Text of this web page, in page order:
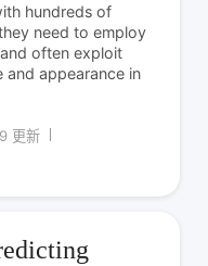
hundreds of
need to employ
often exploit
and appearance in
更新